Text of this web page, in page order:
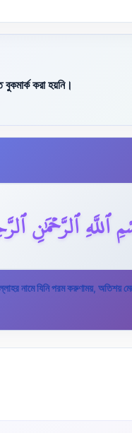
করা হয়নি।
ٱللَّهِ ٱلرَّحۡمَٰنِ
নামে যিনি পরম করুণাময়, অতিশয়